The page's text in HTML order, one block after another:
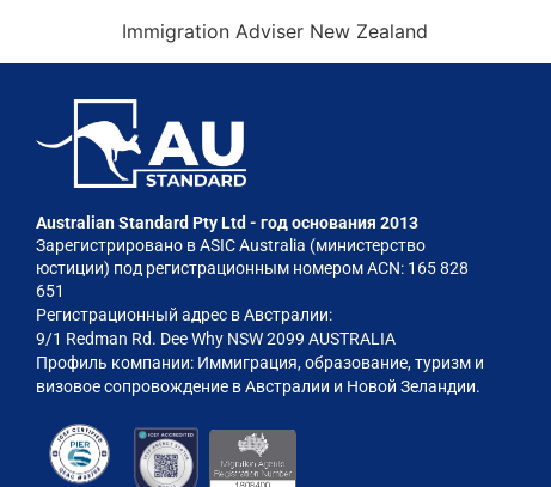
Immigration Adviser New Zealand
Australian Standard Pty Ltd - год основания 2013
Зарегистрировано в ASIC Australia (министерство
юстиции) под регистрационным номером ACN: 165 828
651
Регистрационный адрес в Австралии:
9/1 Redman Rd. Dee Why NSW 2099 AUSTRALIA
Профиль компании: Иммиграция, образование, туризм и
визовое сопровождение в Австралии и Новой Зеландии.